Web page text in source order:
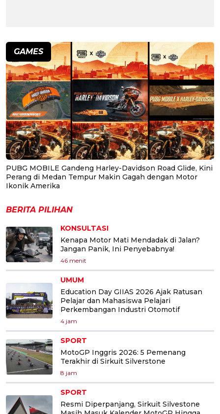
GAMES
PUBG MOBILE Gandeng Harley-Davidson Road Glide, Kini
Perang di Medan Tempur Makin Gagah dengan Motor
Ikonik Amerika
BERITA PILIHAN
KONSULTASI
Kenapa Motor Mati Mendadak di Jalan?
Jangan Panik, Ini Penyebabnya!
46 menit
UMUM
Education Day GIIAS 2026 Ajak Ratusan
Pelajar dan Mahasiswa Pelajari
Perkembangan Industri Otomotif
4 jam
SPORT
MotoGP Inggris 2026: 5 Pemenang
Terakhir di Sirkuit Silverstone
8 jam
SPORT
Resmi Diperpanjang, Sirkuit Silvestone